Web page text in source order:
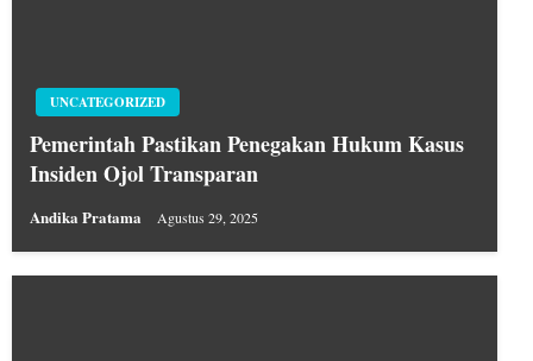
UNCATEGORIZED
Pemerintah Pastikan Penegakan Hukum Kasus
Insiden Ojol Transparan
Andika Pratama Agustus 29, 2025